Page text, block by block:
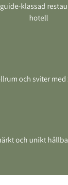
klassad
hotell
och sviter med
och unikt